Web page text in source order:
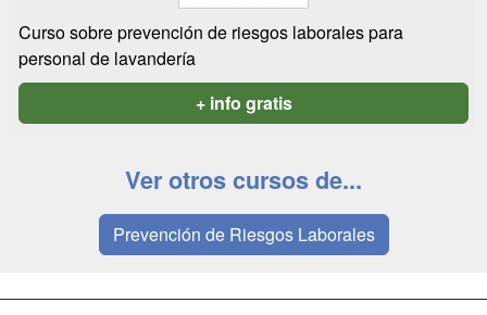
Curso sobre prevención de riesgos laborales para
personal de lavandería
+ info gratis
Ver otros cursos de...
Prevención de Riesgos Laborales